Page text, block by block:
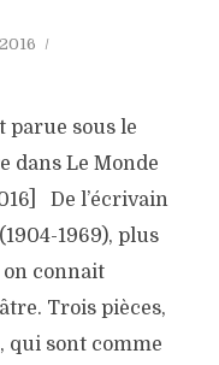
parue sous le
dans Le Monde
De l’écrivain
1969), plus
connait
Trois pièces,
qui sont comme